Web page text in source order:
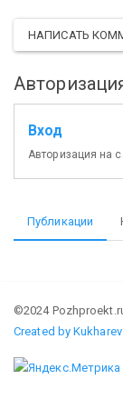
НАПИСАТЬ
Вход
Авторизация на
Публикации
©2024
Created by Kukharev